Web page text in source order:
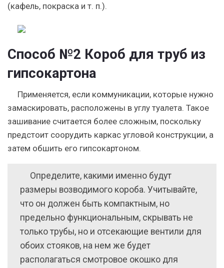
(кафель, покраска и т. п.).
Способ №2 Короб для труб из
гипсокартона
Применяется, если коммуникации, которые нужно
замаскировать, расположены в углу туалета. Такое
зашивание считается более сложным, поскольку
предстоит соорудить каркас угловой конструкции, а
затем обшить его гипсокартоном.
Определите, какими именно будут
размеры возводимого короба. Учитывайте,
что он должен быть компактным, но
предельно функциональным, скрывать не
только трубы, но и отсекающие вентили для
обоих стояков, на нем же будет
располагаться смотровое окошко для